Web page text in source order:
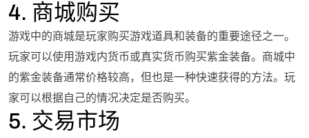
4. 商城购买
游戏中的商城是玩家购买游戏道具和装备的重要途径之一。
玩家可以使用游戏内货币或真实货币购买紫金装备。商城中
的紫金装备通常价格较高，但也是一种快速获得的方法。玩
家可以根据自己的情况决定是否购买。
5. 交易市场